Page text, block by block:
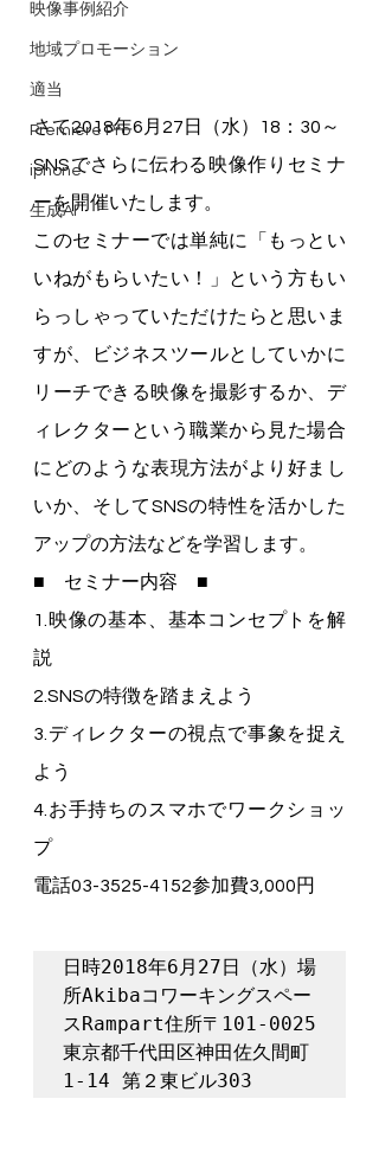
映像事例紹介
地域プロモーション
適当
Premiere Pro
iphone
生成AI
さて2018年6月27日（水）18：30～
SNSでさらに伝わる映像作りセミナ
ーを開催いたします。
このセミナーでは単純に「もっとい
いねがもらいたい！」という方もい
らっしゃっていただけたらと思いま
すが、ビジネスツールとしていかに
リーチできる映像を撮影するか、デ
ィレクターという職業から見た場合
にどのような表現方法がより好まし
いか、そしてSNSの特性を活かした
アップの方法などを学習します。
■　セミナー内容　■
1.映像の基本、基本コンセプトを解
説
2.SNSの特徴を踏まえよう
3.ディレクターの視点で事象を捉え
よう
4.お手持ちのスマホでワークショッ
プ
電話03-3525-4152参加費3,000円
日時2018年6月27日（水）場
所Akibaコワーキングスペー
スRampart住所〒101-0025
東京都千代田区神田佐久間町